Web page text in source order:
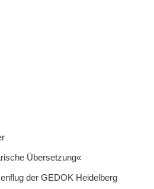
Übersetzung«
der GEDOK Heidelberg